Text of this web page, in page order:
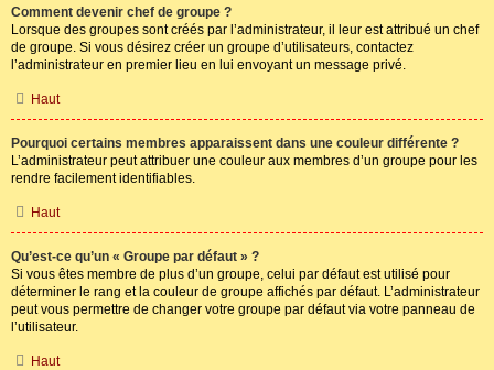
Comment devenir chef de groupe ?
Lorsque des groupes sont créés par l’administrateur, il leur est attribué un chef
de groupe. Si vous désirez créer un groupe d’utilisateurs, contactez
l’administrateur en premier lieu en lui envoyant un message privé.
Haut
Pourquoi certains membres apparaissent dans une couleur différente ?
L’administrateur peut attribuer une couleur aux membres d’un groupe pour les
rendre facilement identifiables.
Haut
Qu’est-ce qu’un « Groupe par défaut » ?
Si vous êtes membre de plus d’un groupe, celui par défaut est utilisé pour
déterminer le rang et la couleur de groupe affichés par défaut. L’administrateur
peut vous permettre de changer votre groupe par défaut via votre panneau de
l’utilisateur.
Haut